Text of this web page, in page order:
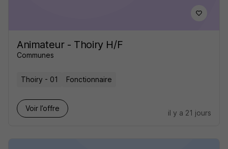
Animateur - Thoiry H/F
Communes
Thoiry - 01 Fonctionnaire
Voir l’offre
il y a 21 jours